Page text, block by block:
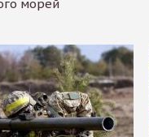
морей